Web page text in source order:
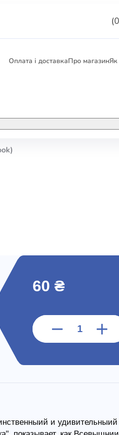
Оплата і доставкаПро магазинЯк
КНИГИ
СУПУТНІ ТОВАРИ
60 ₴
и